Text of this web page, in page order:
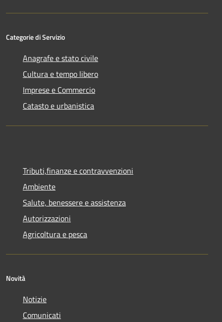
Categorie di Servizio
Anagrafe e stato civile
Cultura e tempo libero
Imprese e Commercio
Catasto e urbanistica
Tributi,finanze e contravvenzioni
Ambiente
Salute, benessere e assistenza
Autorizzazioni
Agricoltura e pesca
Novità
Notizie
Comunicati